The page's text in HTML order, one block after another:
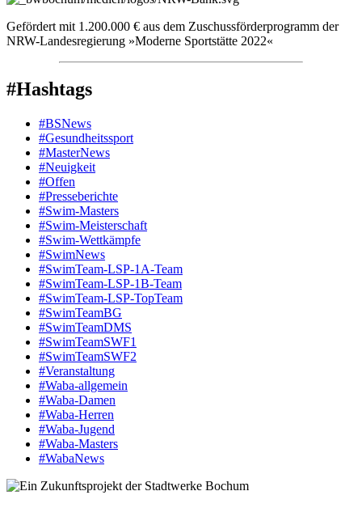
Gefördert mit 1.200.000 € aus dem Zuschussförderprogramm der
NRW-Landesregierung »Moderne Sportstätte 2022«
#Hashtags
#BSNews
#Gesundheitssport
#MasterNews
#Neuigkeit
#Offen
#Presse­berichte
#Swim-Masters
#Swim-Meister­schaft
#Swim-Wett­kämpfe
#SwimNews
#SwimTeam-LSP-1A-Team
#SwimTeam-LSP-1B-Team
#SwimTeam-LSP-TopTeam
#SwimTeamBG
#SwimTeamDMS
#SwimTeamSWF1
#SwimTeamSWF2
#Veranstaltung
#Waba-allgemein
#Waba-Damen
#Waba-Herren
#Waba-Jugend
#Waba-Masters
#WabaNews